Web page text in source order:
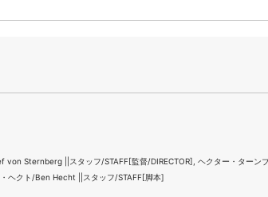
von Sternberg ||スタッフ/STAFF[監督/DIRECTOR], ヘクター・ターン
ヘクト/Ben Hecht ||スタッフ/STAFF[脚本]